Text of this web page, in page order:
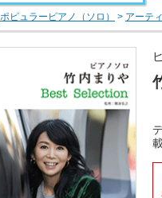
ポピュラーピアノ（ソロ） > アーテ